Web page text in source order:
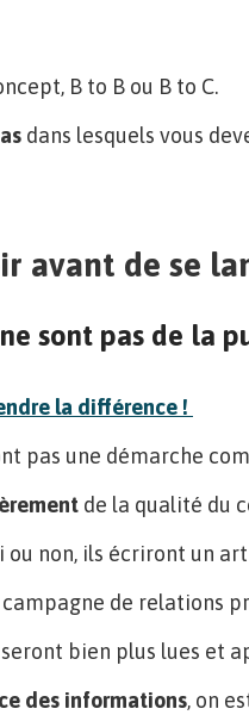
B to B ou B to C.
dans lesquels vous
avant de se
sont pas de la
la différence !
pas une démarche
de la qualité du
ou non, ils écriront un
de relations
bien plus lues et
des informations, on